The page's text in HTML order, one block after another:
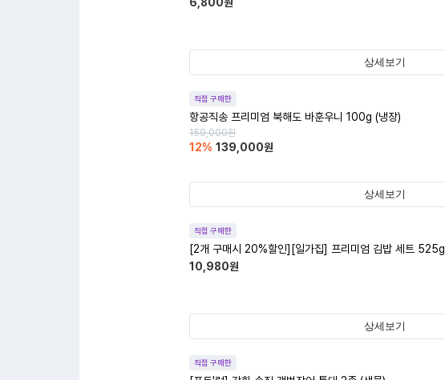
상세보기
직접 구매한
항공직송 프리미엄 북해도 바훈우니 100g (냉장)
159,000원
12% 139,000원
상세보기
직접 구매한
[2개 구매시 20%할인][일가집] 프리미엄 김밥 세트 525g
10,980원
상세보기
직접 구매한